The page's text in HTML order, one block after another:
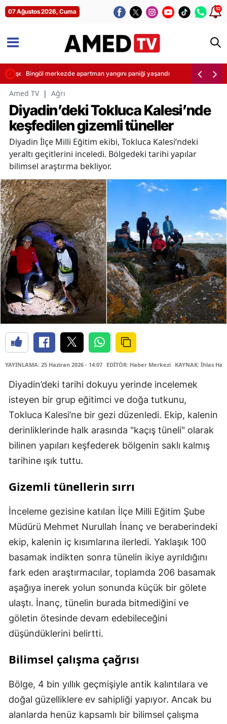
07 Ağustos 2026, Cuma 12
yaptı
Bingöl merkezde apartman yangını paniği yaşandı
Amed TV | Ağrı
Diyadin’deki Tokluca Kalesi’nde
keşfedilen gizemli tüneller
Diyadin İlçe Milli Eğitim ekibi, Tokluca Kalesi’ndeki
yeraltı geçitlerini inceledi. Bölgedeki tarihi yapılar
bilimsel araştırma bekliyor.
YAYINLAMA: 25 Haziran 2026 - 14:07 EDİTÖR: Haber Merkezi KAYNAK: İhlas
Diyadin’deki tarihi dokuyu yerinde incelemek
isteyen bir grup eğitimci ve doğa tutkunu,
Tokluca Kalesi’ne bir gezi düzenledi. Ekip, kalenin
derinliklerinde halk arasında "kaçış tüneli" olarak
bilinen yapıları keşfederek bölgenin saklı kalmış
tarihine ışık tuttu.
Gizemli tünellerin sırrı
İnceleme gezisine katılan İlçe Milli Eğitim Şube
Müdürü Mehmet Nurullah İnanç ve beraberindeki
ekip, kalenin iç kısımlarına ilerledi. Yaklaşık 100
basamak indikten sonra tünelin ikiye ayrıldığını
fark eden araştırmacılar, toplamda 206 basamak
aşağıya inerek yolun sonunda küçük bir gölete
ulaştı. İnanç, tünelin burada bitmediğini ve
göletin ötesinde devam edebileceğini
düşündüklerini belirtti.
Bilimsel çalışma çağrısı
Bölge, 4 bin yıllık geçmişiyle antik kalıntılara ve
doğal güzelliklere ev sahipliği yapıyor. Ancak bu
alanlarda henüz kapsamlı bir bilimsel çalışma